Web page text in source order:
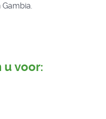
u voor: